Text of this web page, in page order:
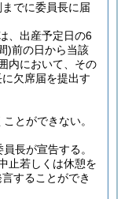
でに委員長に届
、出産予定日の6
)前の日から当該
内において、その
欠席届を提出す
とができない。
長が宣告する。
止若しくは休憩を
することができ